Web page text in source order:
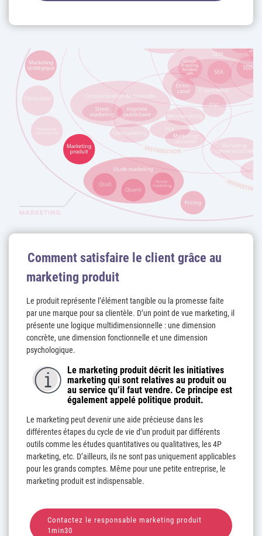
Comment satisfaire le client grâce au
marketing produit
Le produit représente l’élément tangible ou la promesse faite
par une marque pour sa clientèle. D’un point de vue marketing, il
présente une logique multidimensionnelle : une dimension
concrète, une dimension fonctionnelle et une dimension
psychologique.
Le marketing produit décrit les initiatives
marketing qui sont relatives au produit ou
au service qu’il faut vendre. Ce principe est
également appelé politique produit.
Le marketing peut devenir une aide précieuse dans les
différentes étapes du cycle de vie d’un produit par différents
outils comme les études quantitatives ou qualitatives, les 4P
marketing, etc. D’ailleurs, ils ne sont pas uniquement applicables
pour les grands comptes. Même pour une petite entreprise, le
marketing produit est indispensable.
Contactez le responsable marketing produit
1min30